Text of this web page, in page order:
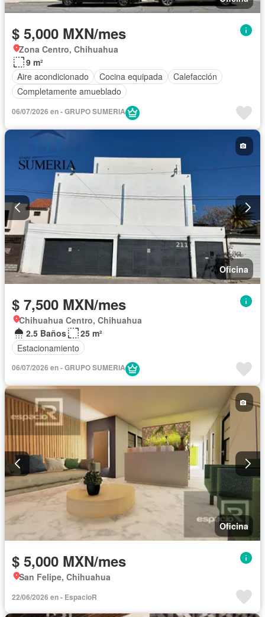
$ 5,000 MXN/mes
Zona Centro, Chihuahua
9 m²
Aire acondicionado
Cocina equipada
Calefacción
Completamente amueblado
06/07/2026 en - GRUPO SUMERIA
Oficina
$ 7,500 MXN/mes
Chihuahua Centro, Chihuahua
2.5 Baños
25 m²
Estacionamiento
06/07/2026 en - GRUPO SUMERIA
Oficina
$ 5,000 MXN/mes
San Felipe, Chihuahua
22/06/2026 en - EspacioR